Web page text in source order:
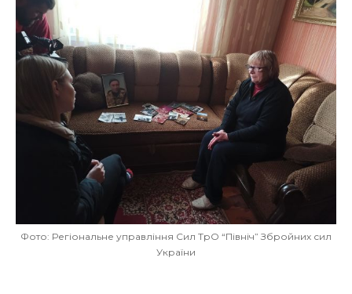
Фото: Регіональне управління Сил ТрО “Північ” Збройних сил
України